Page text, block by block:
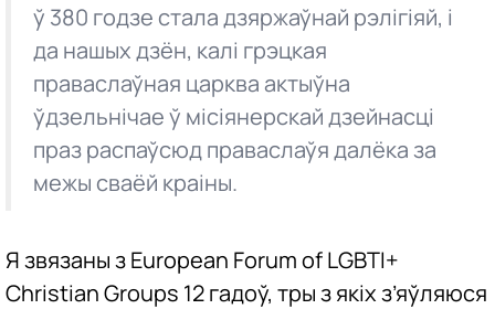
ў 380 годзе стала дзяржаўнай рэлігіяй, і
да нашых дзён, калі грэцкая
праваслаўная царква актыўна
ўдзельнічае ў місіянерскай дзейнасці
праз распаўсюд праваслаўя далёка за
межы сваёй краіны.
Я звязаны з European Forum of LGBTI+
Christian Groups 12 гадоў, тры з якіх з’яўляюся